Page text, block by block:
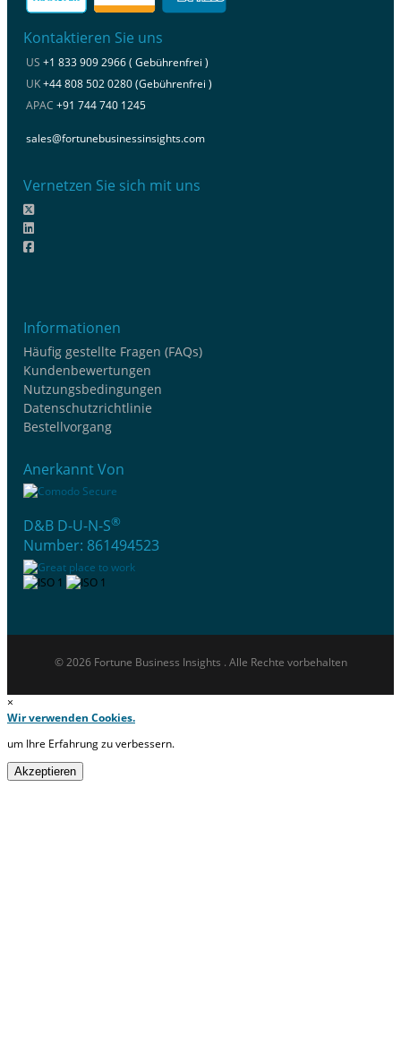
Kontaktieren Sie uns
US +1 833 909 2966 ( Gebührenfrei )
UK+44 808 502 0280 (Gebührenfrei )
APAC +91 744 740 1245
sales@fortunebusinessinsights.com
Vernetzen Sie sich mit uns
Informationen
Häufig gestellte Fragen (FAQs)
Kundenbewertungen
Nutzungsbedingungen
Datenschutzrichtlinie
Bestellvorgang
Anerkannt Von
D&B D-U-N-S®
Number: 861494523
© 2026 Fortune Business Insights . Alle Rechte vorbehalten
×
Wir verwenden Cookies.
um Ihre Erfahrung zu verbessern.
Akzeptieren